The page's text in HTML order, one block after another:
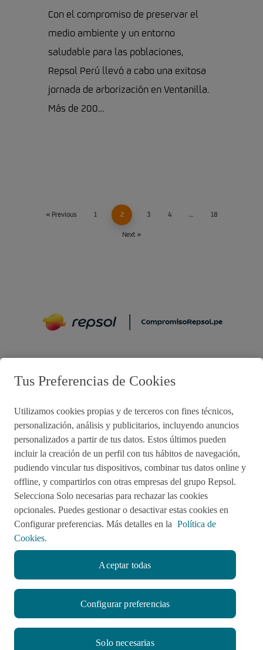
Con el compromiso de preservar el
medio ambiente y un entorno
saludable para las poblaciones,
Repsol Perú llevó a cabo una exitosa
jornada de arborización en Ventanilla.
Más de 200…
« Previous 1 2 3 4 … 18
Next »
Acciones de remediación
Impulsared Proyectos Sociales
Sala de Prensa Aviso de Privacidad
Política de cookies
© CompromisoRepsol.pe 2022
Tus Preferencias de Cookies
Utilizamos cookies propias y de terceros con fines técnicos,
personalización, análisis y publicitarios, incluyendo anuncios
personalizados a partir de tus datos. Estos últimos pueden
incluir la creación de un perfil con tus hábitos de navegación,
pudiendo vincular tus dispositivos, combinar tus datos online y
offline, y compartirlos con otras empresas del grupo Repsol.
Selecciona Solo necesarias para rechazar las cookies
opcionales. Puedes gestionar o desactivar estas cookies en
Configurar preferencias. Más detalles en la Política de
Cookies.
Configurar preferencias
Solo necesarias
Aceptar todas